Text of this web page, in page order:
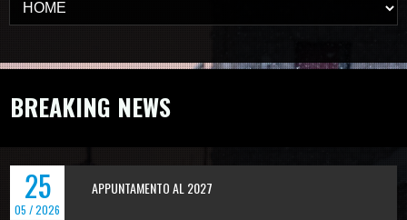
BREAKING NEWS
25
05 / 2026
APPUNTAMENTO AL 2027